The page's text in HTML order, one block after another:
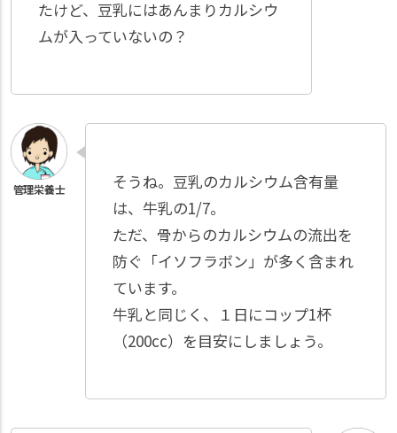
たけど、豆乳にはあんまりカルシウ
ムが入っていないの？
そうね。豆乳のカルシウム含有量
は、牛乳の1/7。
ただ、骨からのカルシウムの流出を
防ぐ「イソフラボン」が多く含まれ
ています。
牛乳と同じく、１日にコップ1杯
（200cc）を目安にしましょう。